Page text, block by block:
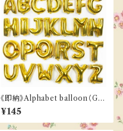
《即納》Alphabet balloon（GO
LD）
¥145